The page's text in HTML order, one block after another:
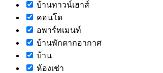
บ้านทาวน์เฮาส์
คอนโด
อพาร์ทเมนท์
บ้านพักตากอากาศ
บ้าน
ห้องเช่า